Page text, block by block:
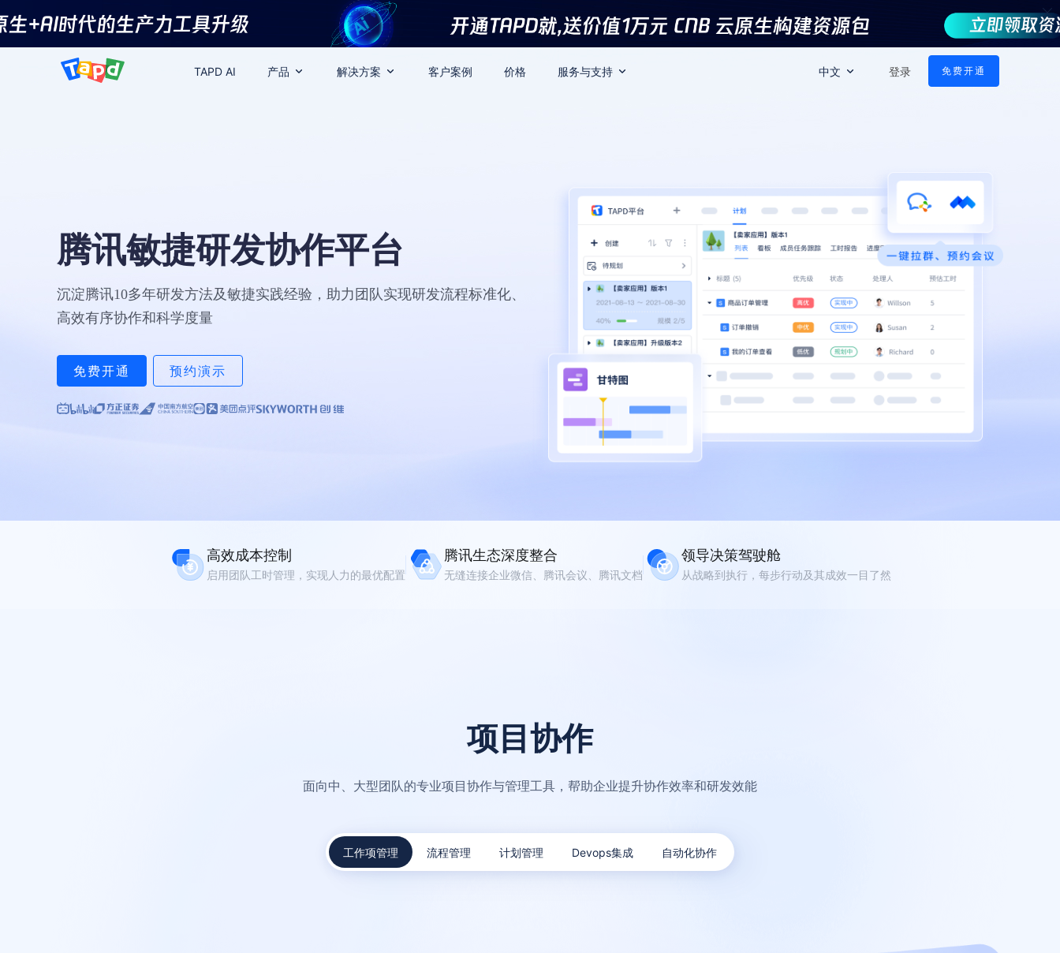
TAPD AI 产品 解决方案 客户案例 价格 服务与支持 中文 登录 免费开通
腾讯敏捷研发协作平台
沉淀腾讯10多年研发方法及敏捷实践经验，助力团队实现研发流程标准化、
高效有序协作和科学度量
免费开通 预约演示
高效成本控制
启用团队工时管理，实现人力的最优配置
腾讯生态深度整合
无缝连接企业微信、腾讯会议、腾讯文档
领导决策驾驶舱
从战略到执行，每步行动及其成效一目了然
项目协作
面向中、大型团队的专业项目协作与管理工具，帮助企业提升协作效率和研发效能
工作项管理 流程管理 计划管理 Devops集成 自动化协作